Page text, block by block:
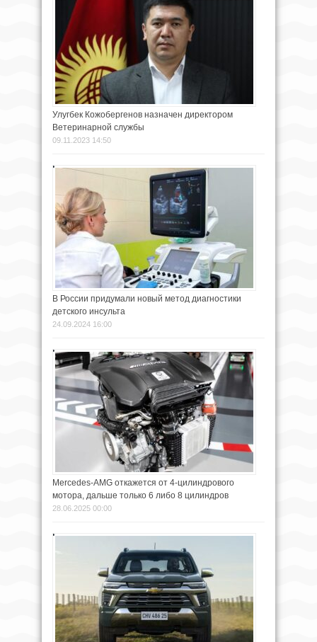
Улугбек Кожобергенов назначен директором
Ветеринарной службы
09.11.2023 14:50
В России придумали новый метод диагностики
детского инсульта
24.09.2024 16:00
Mercedes-AMG откажется от 4-цилиндрового
мотора, дальше только 6 либо 8 цилиндров
28.06.2025 00:00